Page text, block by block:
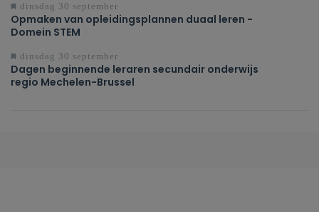
dinsdag 30 september
Opmaken van opleidingsplannen duaal leren -
Domein STEM
dinsdag 30 september
Dagen beginnende leraren secundair onderwijs
regio Mechelen-Brussel